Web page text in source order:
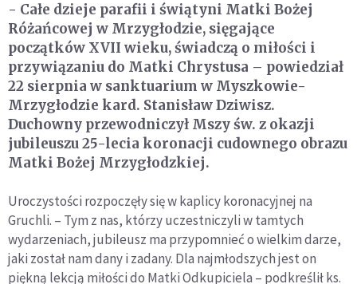
- Całe dzieje parafii i świątyni Matki Bożej
Różańcowej w Mrzygłodzie, sięgające
początków XVII wieku, świadczą o miłości i
przywiązaniu do Matki Chrystusa – powiedział
22 sierpnia w sanktuarium w Myszkowie-
Mrzygłodzie kard. Stanisław Dziwisz.
Duchowny przewodniczył Mszy św. z okazji
jubileuszu 25-lecia koronacji cudownego obrazu
Matki Bożej Mrzygłodzkiej.
Uroczystości rozpoczęły się w kaplicy koronacyjnej na
Gruchli. – Tym z nas, którzy uczestniczyli w tamtych
wydarzeniach, jubileusz ma przypomnieć o wielkim darze,
jaki został nam dany i zadany. Dla najmłodszych jest on
piękną lekcją miłości do Matki Odkupiciela – podkreślił ks.